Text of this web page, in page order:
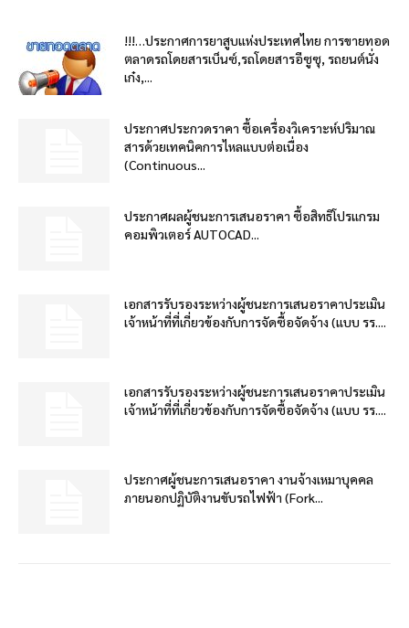
!!!…ประกาศการยาสูบแห่งประเทศไทย การขายทอด
ตลาดรถโดยสารเบ็นซ์,รถโดยสารอีซูซุ, รถยนต์นั่ง
เก๋ง,...
ประกาศประกวดราคา ซื้อเครื่องวิเคราะห์ปริมาณ
สารด้วยเทคนิคการไหลแบบต่อเนื่อง
(Continuous...
ประกาศผลผู้ชนะการเสนอราคา ซื้อสิทธิโปรแกรม
คอมพิวเตอร์ AUTOCAD...
เอกสารรับรองระหว่างผู้ชนะการเสนอราคาประเมิน
เจ้าหน้าที่ที่เกี่ยวข้องกับการจัดซื้อจัดจ้าง (แบบ รร....
เอกสารรับรองระหว่างผู้ชนะการเสนอราคาประเมิน
เจ้าหน้าที่ที่เกี่ยวข้องกับการจัดซื้อจัดจ้าง (แบบ รร....
ประกาศผู้ชนะการเสนอราคา งานจ้างเหมาบุคคล
ภายนอกปฏิบัติงานขับรถไฟฟ้า (Fork...